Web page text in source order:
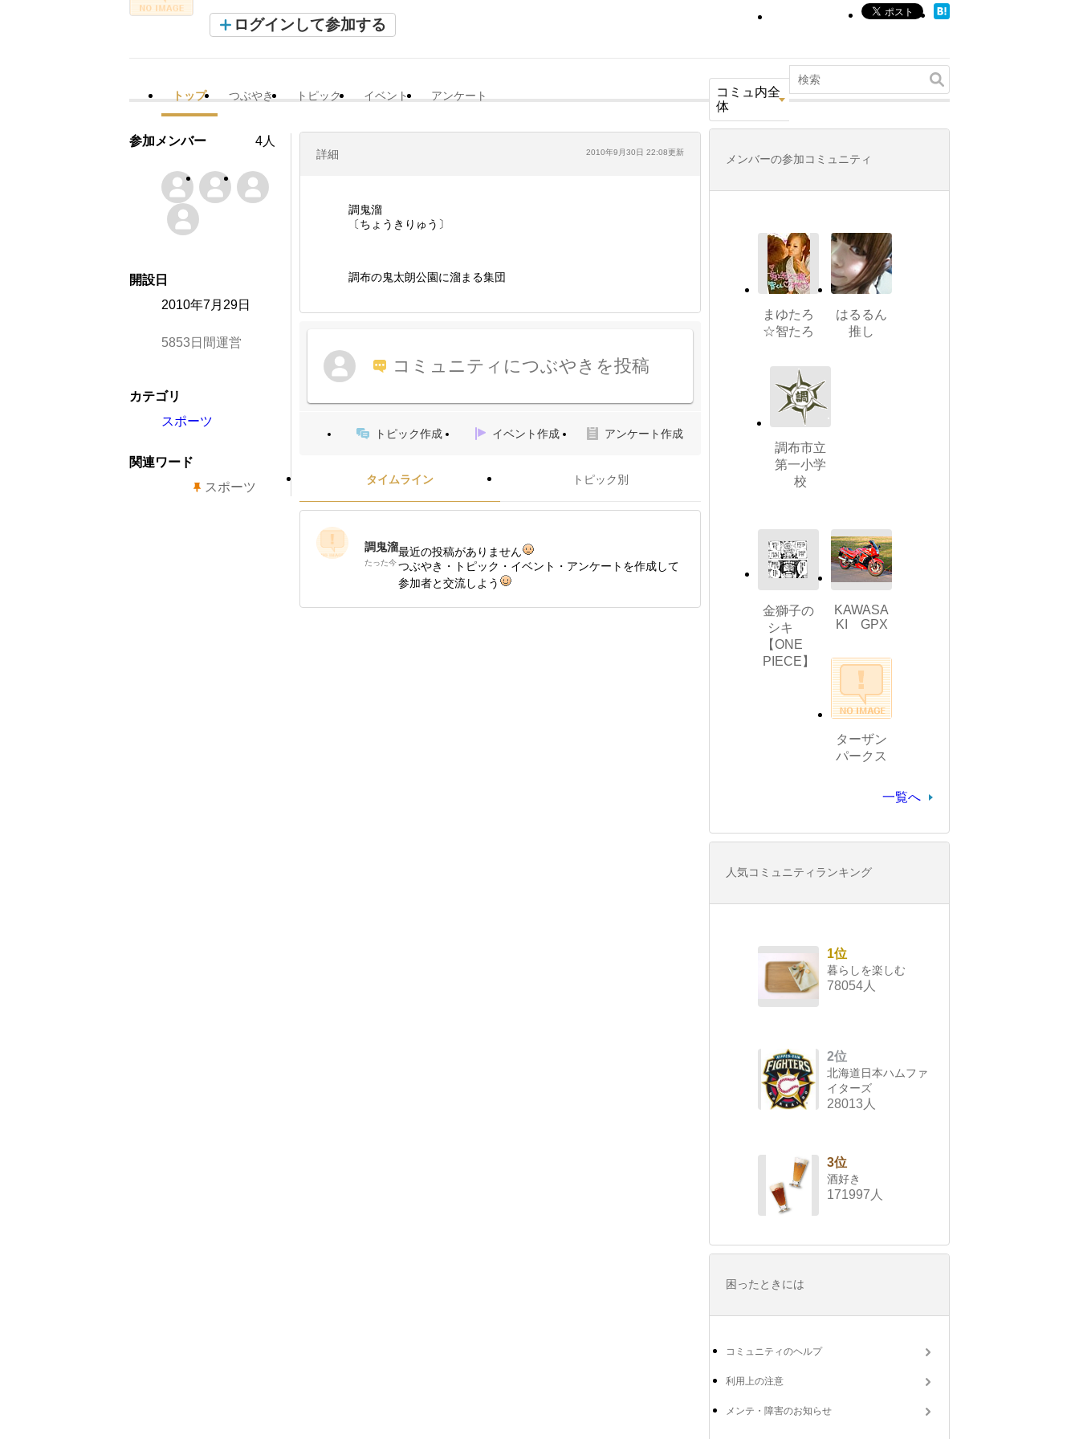
ログインして参加する
トップ つぶやき トピック イベント アンケート
コミュ内全
体
詳細 2010年9月30日 22:08更新
調鬼溜
〔ちょうきりゅう〕
調布の鬼太朗公園に溜まる集団
コミュニティにつぶやきを投稿
トピック作成 イベント作成 アンケート作成
タイムライン トピック別
調鬼溜
たった今
最近の投稿がありません
つぶやき・トピック・イベント・アンケートを作成して
参加者と交流しよう
参加メンバー 4人
開設日
2010年7月29日
5853日間運営
カテゴリ
スポーツ
関連ワード
スポーツ
メンバーの参加コミュニティ
まゆたろ
☆智たろ
はるるん
推し
調布市立
第一小学
校
金獅子の
シキ
【ONE
PIECE】
KAWASA
KI GPX
ターザン
パークス
一覧へ
人気コミュニティランキング
1位
暮らしを楽しむ
78054人
2位
北海道日本ハムファ
イターズ
28013人
3位
酒好き
171997人
困ったときには
コミュニティのヘルプ
利用上の注意
メンテ・障害のお知らせ